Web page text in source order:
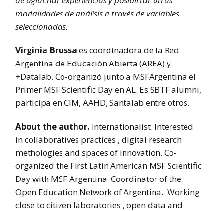
modalidades de análisis a través de variables
seleccionadas.
Virginia Brussa es coordinadora de la Red
Argentina de Educación Abierta (AREA) y
+Datalab. Co-organizó junto a MSFArgentina el
Primer MSF Scientific Day en AL. Es SBTF alumni,
participa en CIM, AAHD, Santalab entre otros.
About the author. Internationalist. Interested
in collaboratives practices , digital research
methologies and spaces of innovation. Co-
organized the First Latin American MSF Scientific
Day with MSF Argentina. Coordinator of the
Open Education Network of Argentina. Working
close to citizen laboratories , open data and